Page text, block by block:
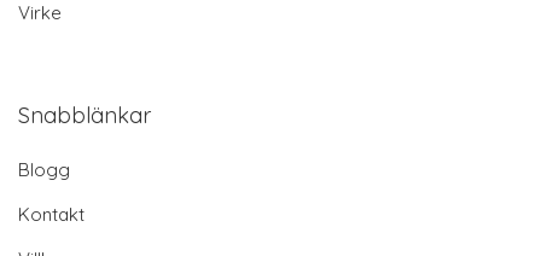
Virke
Snabblänkar
Blogg
Kontakt